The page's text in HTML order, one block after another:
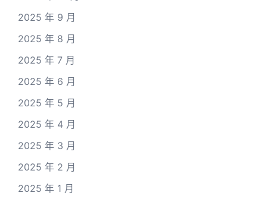
2025 年 9 月
2025 年 8 月
2025 年 7 月
2025 年 6 月
2025 年 5 月
2025 年 4 月
2025 年 3 月
2025 年 2 月
2025 年 1 月